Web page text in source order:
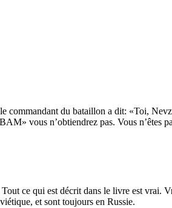
commandant du bataillon a dit: «Toi,
vous n’obtiendrez pas. Vous n’êtes
ce qui est décrit dans le livre est vrai.
et sont toujours en Russie.